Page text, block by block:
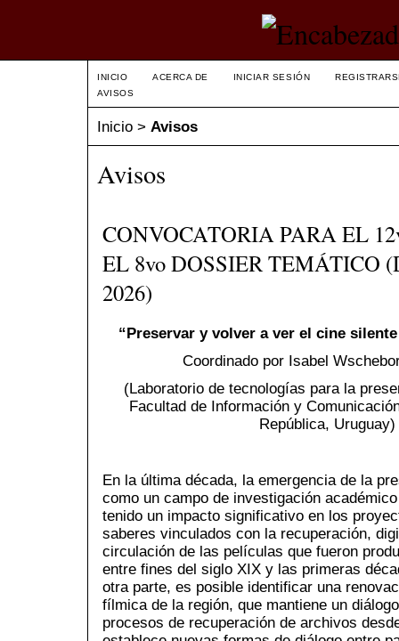
INICIO ACERCA DE INICIAR SESIÓN
AVISOS
Inicio > Avisos
Avisos
CONVOCATORIA PARA EL
EL 8vo DOSSIER TEMÁTICO
2026)
“Preservar y volver a ver el cine
Coordinado por Isabel
(Laboratorio de tecnologías para la
Facultad de Información y
República, Uruguay)
En la última década, la emergencia de la
como un campo de investigación
tenido un impacto significativo en los
saberes vinculados con la recuperación,
circulación de las películas que fueron
entre fines del siglo XIX y las primeras
otra parte, es posible identificar una
fílmica de la región, que mantiene un
procesos de recuperación de archivos